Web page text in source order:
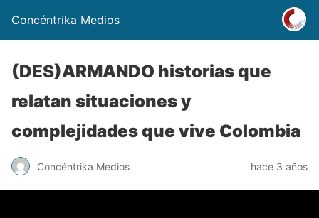
Concéntrika Medios
(DES)ARMANDO historias que
relatan situaciones y
complejidades que vive Colombia
Concéntrika Medios hace 3 años